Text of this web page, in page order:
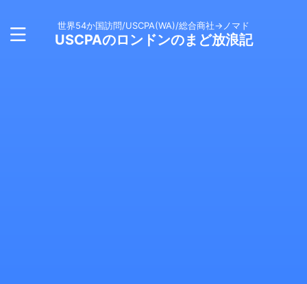
世界54か国訪問/USCPA(WA)/総合商社→ノマド
USCPAのロンドンのまど放浪記